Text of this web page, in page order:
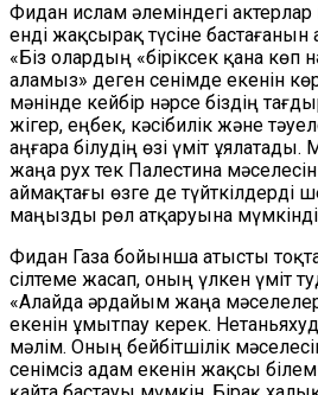
Фидан ислам әлеміндегі
енді жақсырақ түсіне бастағанын
«Біз олардың «біріксек қана көп
аламыз» деген сенімде екенін
мәнінде кейбір нәрсе біздің
жігер, еңбек, кәсібилік және
аңғара білудің өзі үміт
жаңа рух тек Палестина
аймақтағы өзге де түйткілдерді
маңызды рөл атқаруына
Фидан Газа бойынша атысты
сілтеме жасап, оның үлкен үміт
«Алайда әрдайым жаңа
екенін ұмытпау керек.
мәлім. Оның бейбітшілік
сенімсіз адам екенін жақсы